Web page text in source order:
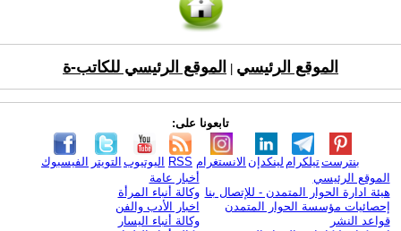
الموقع الرئيسي الموقع الرئيسي للكاتب-ة
تابعونا على:
الفيسبوك التويتر اليوتيوب RSS الانستغرام لينكدإن تيلكرامبنترست
الموقع الرئيسي
هيئة ادارة الحوار المتمدن - للإتصال بنا
إحصائيات مؤسسة الحوار المتمدن
قواعد النشر
أخبار عامة
وكالة أنباء المرأة
اخبار الأدب والفن
وكالة أنباء اليسار